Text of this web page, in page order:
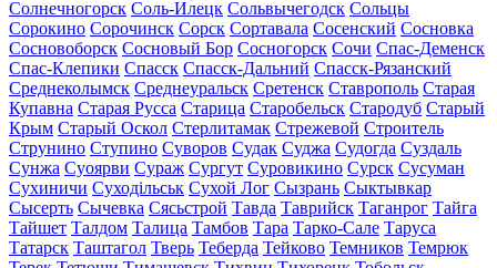
Солнечногорск Соль-Илецк Сольвычегодск Сольцы
Сорокино Сорочинск Сорск Сортавала Сосенский Сосновка
Сосновоборск Сосновый Бор Сосногорск Сочи Спас-Деменск
Спас-Клепики Спасск Спасск-Дальний Спасск-Рязанский
Среднеколымск Среднеуральск Сретенск Ставрополь Старая
Купавна Старая Русса Старица Старобельск Стародуб Старый
Крым Старый Оскол Стерлитамак Стрежевой Строитель
Струнино Ступино Суворов Судак Суджа Судогда Суздаль
Сунжа Суоярви Сураж Сургут Суровикино Сурск Сусуман
Сухиничи Суходільськ Сухой Лог Сызрань Сыктывкар
Сысерть Сычевка Сясьстрой Тавда Таврийск Таганрог Тайга
Тайшет Талдом Талица Тамбов Тара Тарко-Сале Таруса
Татарск Таштагол Тверь Теберда Тейково Темников Темрюк